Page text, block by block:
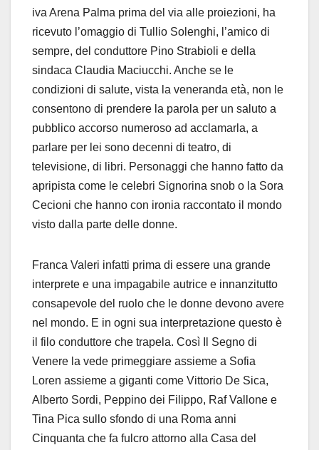
iva Arena Palma prima del via alle proiezioni, ha
ricevuto l’omaggio di Tullio Solenghi, l’amico di
sempre, del conduttore Pino Strabioli e della
sindaca Claudia Maciucchi. Anche se le
condizioni di salute, vista la veneranda età, non le
consentono di prendere la parola per un saluto a
pubblico accorso numeroso ad acclamarla, a
parlare per lei sono decenni di teatro, di
televisione, di libri. Personaggi che hanno fatto da
apripista come le celebri Signorina snob o la Sora
Cecioni che hanno con ironia raccontato il mondo
visto dalla parte delle donne.
Franca Valeri infatti prima di essere una grande
interprete e una impagabile autrice e innanzitutto
consapevole del ruolo che le donne devono avere
nel mondo. E in ogni sua interpretazione questo è
il filo conduttore che trapela. Così Il Segno di
Venere la vede primeggiare assieme a Sofia
Loren assieme a giganti come Vittorio De Sica,
Alberto Sordi, Peppino dei Filippo, Raf Vallone e
Tina Pica sullo sfondo di una Roma anni
Cinquanta che fa fulcro attorno alla Casa del